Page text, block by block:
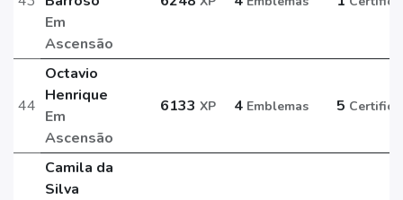
Em
Ascensão
44
Octavio
Henrique
Em
Ascensão
6133 XP 4 Emblemas 5
Camila da
Silva